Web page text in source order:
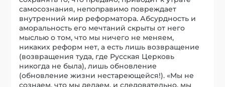
самосознания, непоправимо повреждает
внутренний мир реформатора. Абсурдность и
аморальность его мечтаний скрыты от него
мыслью о том, что мы ничего не меняем,
никаких реформ нет, а есть лишь возвращение
(возвращения туда, где Русская Церковь
никогда не была), лишь обновление
(обновление жизни нестареющейся!). «Мы не
сознаем, что мы делаем, и следовательно, мы